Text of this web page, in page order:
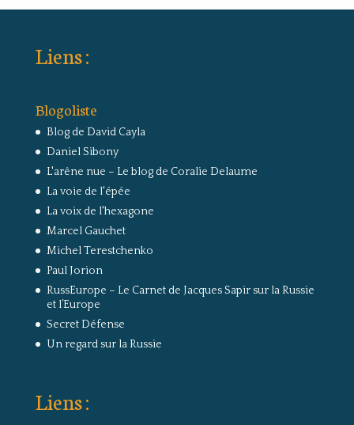
Liens :
Blogoliste
Blog de David Cayla
Daniel Sibony
L'arêne nue – Le blog de Coralie Delaume
La voie de l'épée
La voix de l'hexagone
Marcel Gauchet
Michel Terestchenko
Paul Jorion
RussEurope – Le Carnet de Jacques Sapir sur la Russie
et l’Europe
Secret Défense
Un regard sur la Russie
Liens :